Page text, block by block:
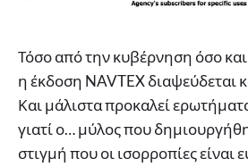
Τόσο από την κυβέρνηση όσο
η έκδοση NAVTEX διαψεύδεται
Και μάλιστα προκαλεί
γιατί ο… μύλος που
στιγμή που οι ισορροπίες είναι